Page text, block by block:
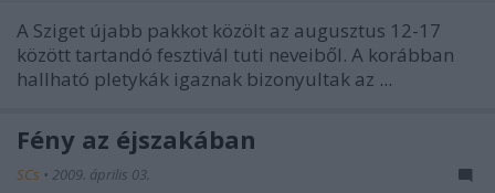
A Sziget újabb pakkot közölt az augusztus 12-17
között tartandó fesztivál tuti neveiből. A korábban
hallható pletykák igaznak bizonyultak az ...
Fény az éjszakában
SCs • 2009. április 03.